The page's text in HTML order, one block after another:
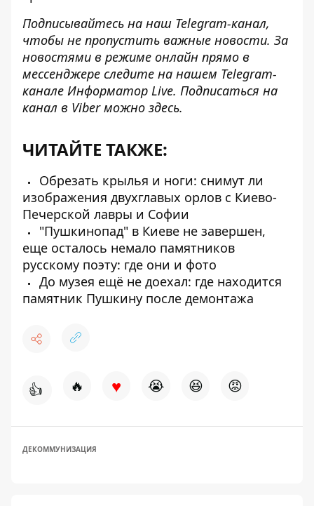
Подписывайтесь на наш Telegram-канал,
чтобы не пропустить важные новости. За
новостями в режиме онлайн прямо в
мессенджере следите на нашем Telegram-
канале Информатор Live. Подписаться на
канал в Viber можно здесь.
ЧИТАЙТЕ ТАКЖЕ:
Обрезать крылья и ноги: снимут ли
изображения двухглавых орлов с Киево-
Печерской лавры и Софии
"Пушкинопад" в Киеве не завершен,
еще осталось немало памятников
русскому поэту: где они и фото
До музея ещё не доехал: где находится
памятник Пушкину после демонтажа
👍 🔥 ♥ 😭 😆 😡
ДЕКОММУНИЗАЦИЯ